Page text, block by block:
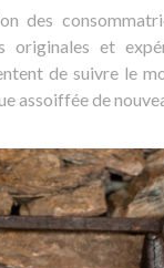
des
et
de suivre le
assoiffée de